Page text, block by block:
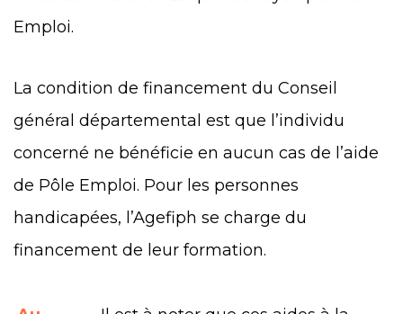
Emploi.
La condition de financement du Conseil
général départemental est que l’individu
concerné ne bénéficie en aucun cas de l’aide
de Pôle Emploi. Pour les personnes
handicapées, l’Agefiph se charge du
financement de leur formation.